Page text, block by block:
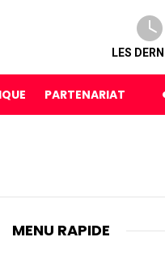
LES
PARTENARIAT
MENU RAPIDE